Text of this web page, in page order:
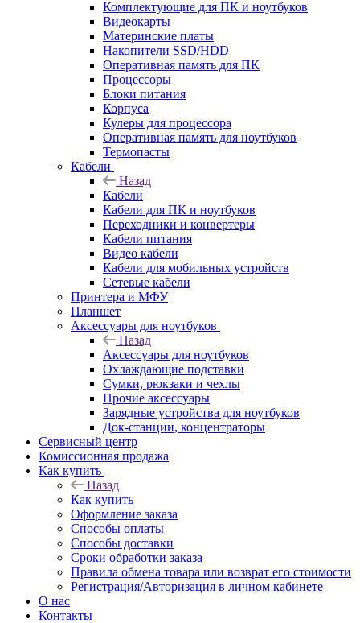
Комплектующие для ПК и ноутбуков
Видеокарты
Материнские платы
Накопители SSD/HDD
Оперативная память для ПК
Процессоры
Блоки питания
Корпуса
Кулеры для процессора
Оперативная память для ноутбуков
Термопасты
Кабели
Назад
Кабели
Кабели для ПК и ноутбуков
Переходники и конвертеры
Кабели питания
Видео кабели
Кабели для мобильных устройств
Сетевые кабели
Принтера и МФУ
Планшет
Аксессуары для ноутбуков
Назад
Аксессуары для ноутбуков
Охлаждающие подставки
Сумки, рюкзаки и чехлы
Прочие аксессуары
Зарядные устройства для ноутбуков
Док-станции, концентраторы
Сервисный центр
Комиссионная продажа
Как купить
Назад
Как купить
Оформление заказа
Способы оплаты
Способы доставки
Сроки обработки заказа
Правила обмена товара или возврат его стоимости
Регистрация/Авторизация в личном кабинете
О нас
Контакты